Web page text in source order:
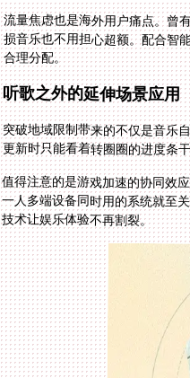
流量焦虑也是海外用户痛点。曾
损音乐也不用担心超额。配合智
合理分配。
听歌之外的延伸场景应用
突破地域限制带来的不仅是音乐
更新时只能看着转圈圈的进度条
值得注意的是游戏加速的协同效
一人多端设备同时用的系统就至
技术让娱乐体验不再割裂。